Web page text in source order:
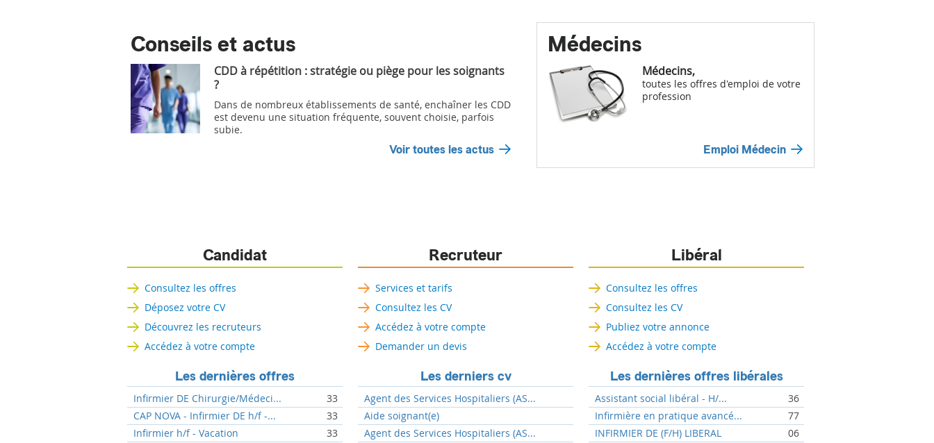
Conseils et actus
CDD à répétition : stratégie ou piège pour les soignants
?
Dans de nombreux établissements de santé, enchaîner les CDD
est devenu une situation fréquente, souvent choisie, parfois
subie.
Voir toutes les actus
Médecins
Médecins,
toutes les offres d'emploi de votre
profession
Emploi Médecin
Candidat
Consultez les offres
Déposez votre CV
Découvrez les recruteurs
Accédez à votre compte
Les dernières offres
Infirmier DE Chirurgie/Médeci...
33
CAP NOVA - Infirmier DE h/f -...
33
Infirmier h/f - Vacation
33
Recruteur
Services et tarifs
Consultez les CV
Accédez à votre compte
Demander un devis
Les derniers cv
Agent des Services Hospitaliers (AS...
Aide soignant(e)
Agent des Services Hospitaliers (AS...
Libéral
Consultez les offres
Consultez les CV
Publiez votre annonce
Accédez à votre compte
Les dernières offres libérales
Assistant social libéral - H/...
36
Infirmière en pratique avancé...
77
INFIRMIER DE (F/H) LIBERAL
06